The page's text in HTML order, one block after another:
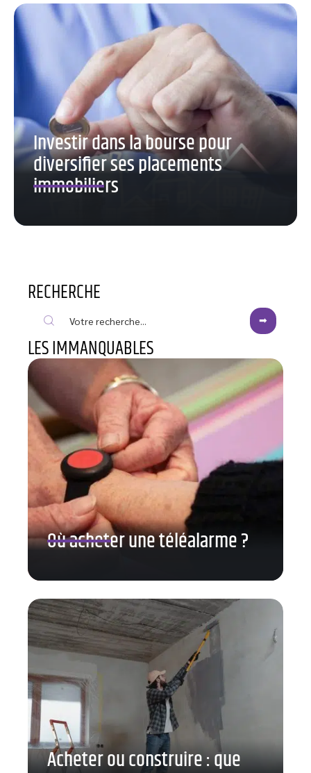
Investir dans la bourse pour
diversifier ses placements
immobiliers
RECHERCHE
LES IMMANQUABLES
Où acheter une téléalarme ?
Acheter ou construire : que